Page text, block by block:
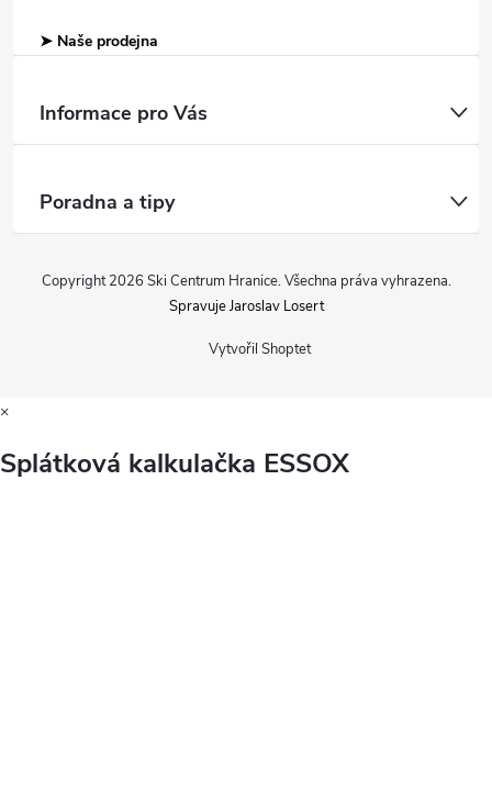
➤ Naše prodejna
Informace pro Vás
Poradna a tipy
Vytvořil Shoptet
Copyright 2026 Ski Centrum Hranice. Všechna práva vyhrazena.
Spravuje Jaroslav Losert
×
Splátková kalkulačka ESSOX